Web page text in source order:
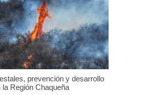
prevención y desarrollo
Región Chaqueña